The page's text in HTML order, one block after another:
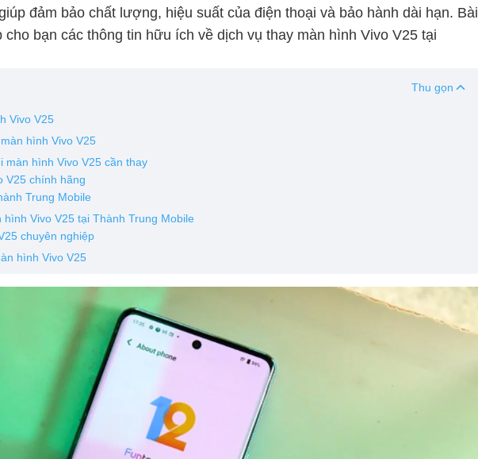
đảm bảo chất lượng, hiệu suất của điện thoại và bảo hành dài hạn. Bài
bạn các thông tin hữu ích về dịch vụ thay màn hình Vivo V25 tại
Thu gọn
Vivo V25
hình Vivo V25
màn hình Vivo V25 cần thay
V25 chính hãng
Trung Mobile
Vivo V25 tại Thành Trung Mobile
chuyên nghiệp
hình Vivo V25